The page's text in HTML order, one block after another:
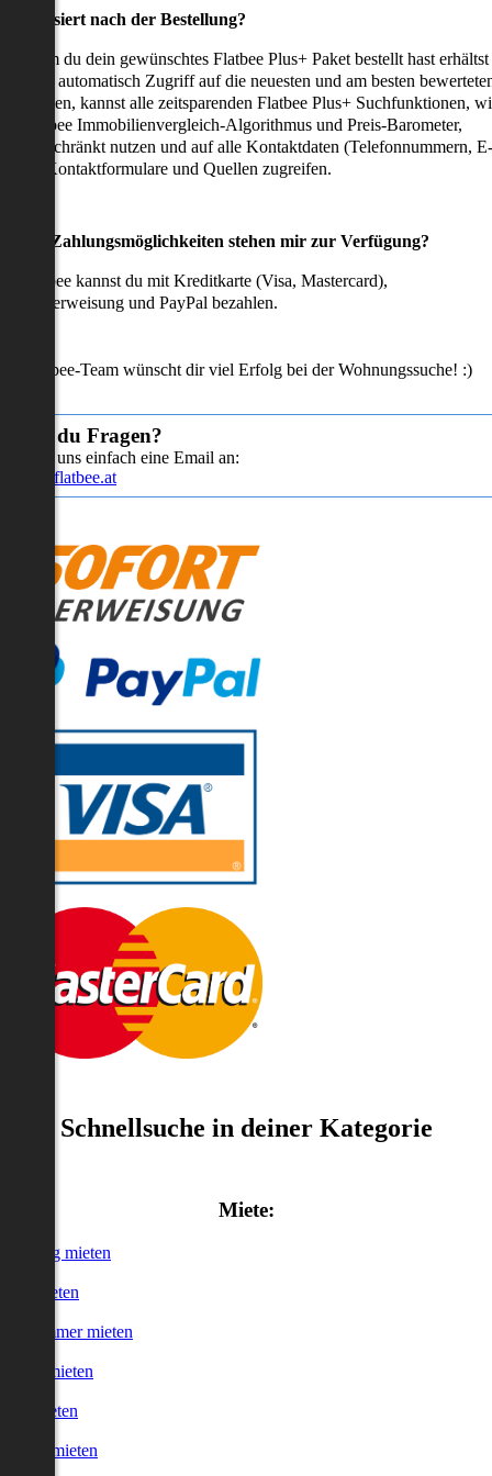
passiert nach der Bestellung?
du dein gewünschtes Flatbee Plus+ Paket bestellt hast erhältst
sofort automatisch Zugriff auf die neuesten und am besten
kannst alle zeitsparenden Flatbee Plus+ Suchfunktionen,
Flatbee Immobilienvergleich-Algorithmus und Preis-Barometer,
nutzen und auf alle Kontaktdaten (Telefonnummern, E-
Kontaktformulare und Quellen zugreifen.
Zahlungsmöglichkeiten stehen mir zur Verfügung?
Flatbee kannst du mit Kreditkarte (Visa, Mastercard),
und PayPal bezahlen.
Flatbee-Team wünscht dir viel Erfolg bei der Wohnungssuche! :)
Hast du Fragen?
Sende uns einfach eine Email an:
info@flatbee.at
Schnellsuche in deiner Kategorie
Miete:
mieten
mieten
Zimmer mieten
mieten
mieten